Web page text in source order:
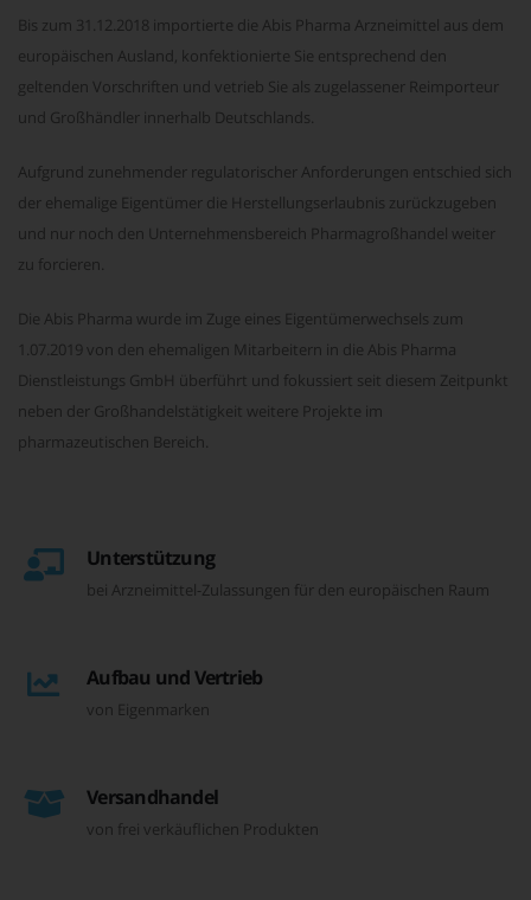
Bis zum 31.12.2018 importierte die Abis Pharma Arzneimittel aus dem
europäischen Ausland, konfektionierte Sie entsprechend den
geltenden Vorschriften und vetrieb Sie als zugelassener Reimporteur
und Großhändler innerhalb Deutschlands.
Aufgrund zunehmender regulatorischer Anforderungen entschied sich
der ehemalige Eigentümer die Herstellungserlaubnis zurückzugeben
und nur noch den Unternehmensbereich Pharmagroßhandel weiter
zu forcieren.
Die Abis Pharma wurde im Zuge eines Eigentümerwechsels zum
1.07.2019 von den ehemaligen Mitarbeitern in die Abis Pharma
Dienstleistungs GmbH überführt und fokussiert seit diesem Zeitpunkt
neben der Großhandelstätigkeit weitere Projekte im
pharmazeutischen Bereich.
Unterstützung
bei Arzneimittel-Zulassungen für den europäischen Raum
Aufbau und Vertrieb
von Eigenmarken
Versandhandel
von frei verkäuflichen Produkten